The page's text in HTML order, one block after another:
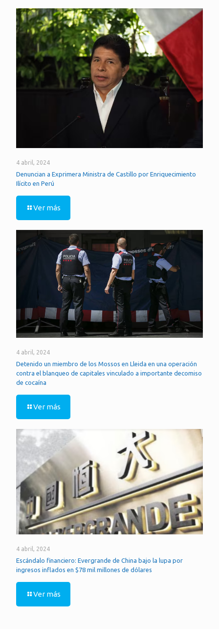
4 abril, 2024
Denuncian a Exprimera Ministra de Castillo por Enriquecimiento
Ilícito en Perú
Ver más
4 abril, 2024
Detenido un miembro de los Mossos en Lleida en una operación
contra el blanqueo de capitales vinculado a importante decomiso
de cocaína
Ver más
4 abril, 2024
Escándalo financiero: Evergrande de China bajo la lupa por
ingresos inflados en $78 mil millones de dólares
Ver más